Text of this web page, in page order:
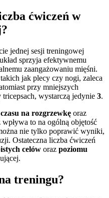
ćwiczeń w
jednej sesji treningowej
sprzyja efektywnemu
zaangażowaniu mięśni.
jak plecy czy nogi, zaleca
przy mniejszych
tricepsach, wystarczą jedynie 3.
czasu na rozgrzewkę oraz
wpływa to na ogólną objętość
nie tylko poprawić wyniki,
Ostateczna liczba ćwiczeń
celów oraz poziomu
treningu?